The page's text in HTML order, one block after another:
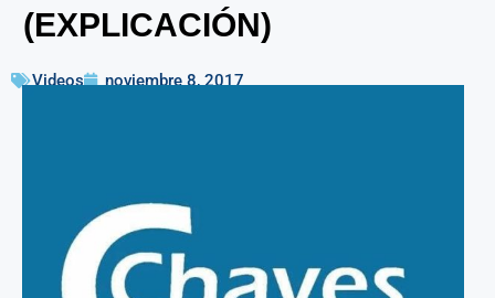
(EXPLICACIÓN)
Videos noviembre 8, 2017